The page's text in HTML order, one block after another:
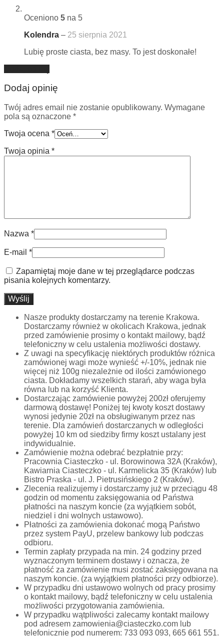
Oceniono 5 na 5
Kolendra – 25 sierpnia 2021
Lubię proste ciasta, bez masy. To jest doskonałe!
Dodaj opinię
Twój adres email nie zostanie opublikowany. Wymagane
pola są oznaczone *
Twoja ocena *
Twoja opinia *
Nazwa *
E-mail *
Zapamiętaj moje dane w tej przeglądarce podczas
pisania kolejnych komentarzy.
Nasze produkty dostarczamy na terenie Krakowa.
Dostarczamy również w okolicach Krakowa, jednak
przed zamówienie prosimy o kontakt mailowy, bądź
telefoniczny w celu ustalenia możliwości dostawy.
Z uwagi na specyfikację niektórych produktów różnica
zamówionej wagi może wynieść +/-10%, jednak nie
więcej niż 100g niezależnie od ilości zamówionego
ciasta. Dokładamy wszelkich starań, aby waga była
równa lub na korzyść Klienta.
Dostarczając zamówienie powyżej 200zł oferujemy
darmową dostawę! Poniżej tej kwoty koszt dostawy
wynosi jedynie 20zł na obsługiwanym przez nas
terenie. Dla zamówień dostarczanych w odległości
powyżej 10 km od siedziby firmy koszt ustalany jest
indywidualnie.
Zamówienie można odebrać bezpłatnie przy:
Pracownia Ciasteczko - ul. Borowinowa 32A (Kraków),
Kawiarnia Ciasteczko - ul. Karmelicka 35 (Kraków) lub
Bistro Praska - ul. J. Pietrusińskiego 2 (Kraków).
Zlecenia realizujemy i dostarczamy już w przeciągu 48
godzin od momentu zaksięgowania od Państwa
płatności na naszym koncie (za wyjątkiem sobót,
niedziel i dni wolnych ustawowo).
Płatności za zamówienia dokonać mogą Państwo
przez system PayU, przelew bankowy lub podczas
odbioru.
Termin zapłaty przypada na min. 24 godziny przed
wyznaczonym terminem dostawy i oznacza, że
płatność za zamówienie musi zostać zaksięgowana na
naszym koncie. (za wyjątkiem płatności przy odbiorze).
W przypadku dni ustawowo wolnych od pracy prosimy
o kontakt mailowy, bądź telefoniczny w celu ustalenia
możliwości przygotowania zamówienia.
W przypadku wątpliwości zalecamy kontakt mailowy
pod adresem zamowienia@ciasteczko.com lub
telefonicznie pod numerem: 733 093 093, 665 661 551.